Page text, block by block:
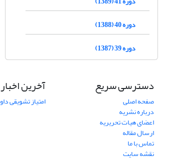
دوره 40 (1388)
دوره 39 (1387)
دسترسی سریع
صفحه اصلی
درباره نشریه
اعضای هیات تحریریه
ارسال مقاله
تماس با ما
نقشه سایت
آخرین اخبار
امتیاز تشویقی